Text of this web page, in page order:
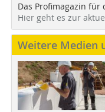
Das Profimagazin für
Hier geht es zur
Weitere Medien